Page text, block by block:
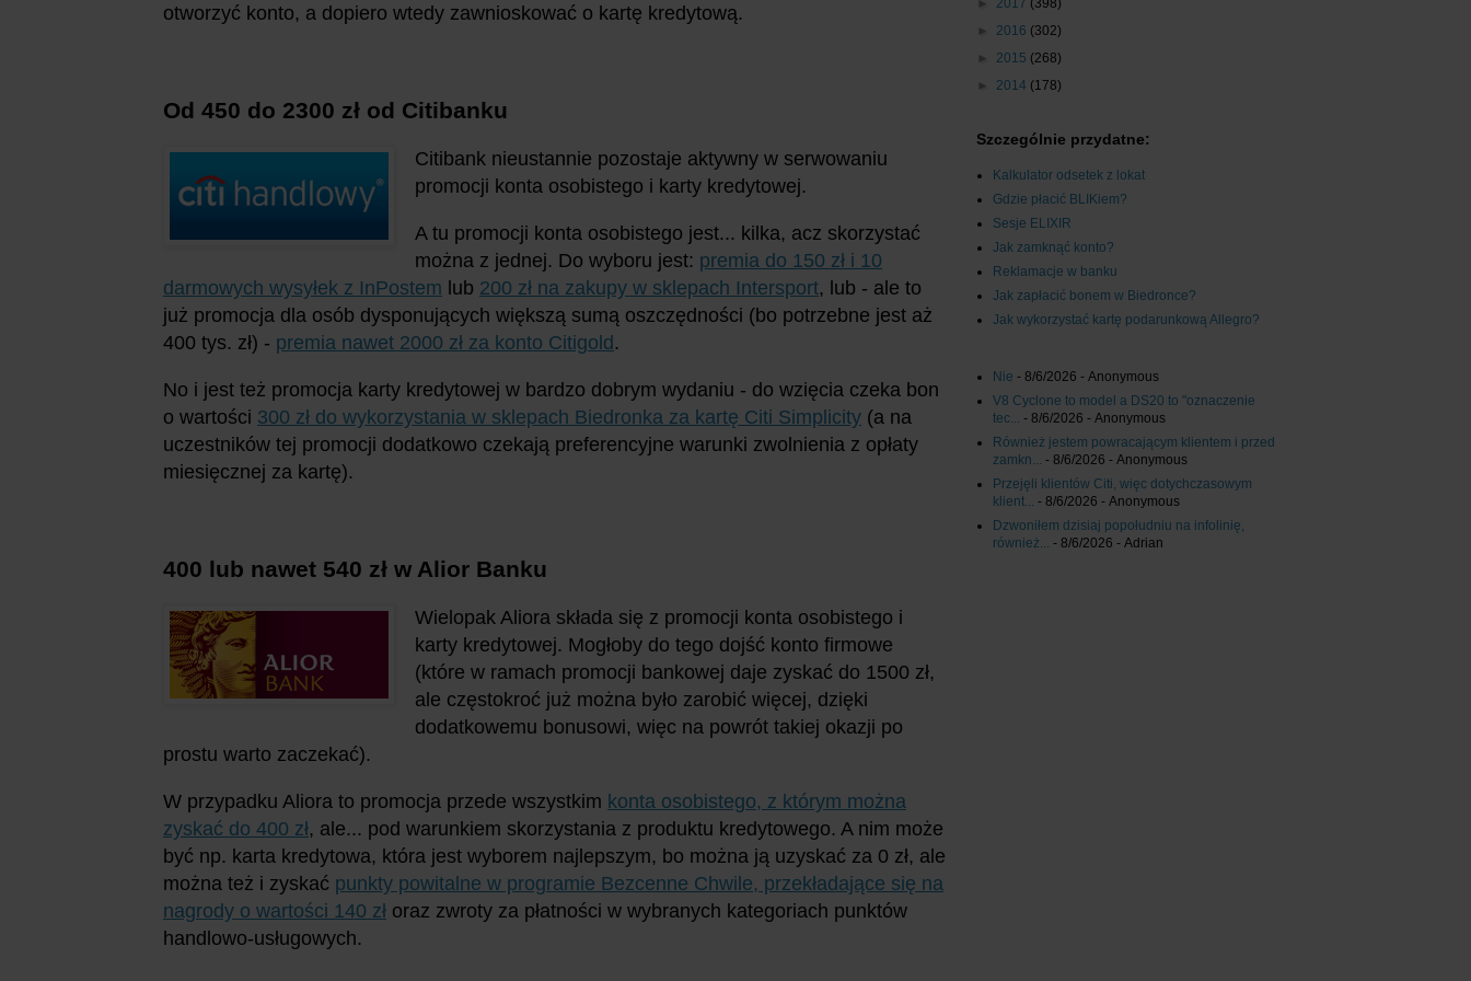
otworzyć konto, a dopiero wtedy zawnioskować o kartę kredytową.
Od 450 do 2300 zł od Citibanku
Citibank nieustannie pozostaje aktywny w serwowaniu
promocji konta osobistego i karty kredytowej.
A tu promocji konta osobistego jest... kilka, acz skorzystać
można z jednej. Do wyboru jest: premia do 150 zł i 10
darmowych wysyłek z InPostem lub 200 zł na zakupy w sklepach Intersport, lub - ale to
już promocja dla osób dysponujących większą sumą oszczędności (bo potrzebne jest aż
400 tys. zł) - premia nawet 2000 zł za konto Citigold.
No i jest też promocja karty kredytowej w bardzo dobrym wydaniu - do wzięcia czeka bon
o wartości 300 zł do wykorzystania w sklepach Biedronka za kartę Citi Simplicity (a na
uczestników tej promocji dodatkowo czekają preferencyjne warunki zwolnienia z opłaty
miesięcznej za kartę).
400 lub nawet 540 zł w Alior Banku
Wielopak Aliora składa się z promocji konta osobistego i
karty kredytowej. Mogłoby do tego dojść konto firmowe
(które w ramach promocji bankowej daje zyskać do 1500 zł,
ale częstokroć już można było zarobić więcej, dzięki
dodatkowemu bonusowi, więc na powrót takiej okazji po
prostu warto zaczekać).
W przypadku Aliora to promocja przede wszystkim konta osobistego, z którym można
zyskać do 400 zł, ale... pod warunkiem skorzystania z produktu kredytowego. A nim może
być np. karta kredytowa, która jest wyborem najlepszym, bo można ją uzyskać za 0 zł, ale
można też i zyskać punkty powitalne w programie Bezcenne Chwile, przekładające się na
nagrody o wartości 140 zł oraz zwroty za płatności w wybranych kategoriach punktów
handlowo-usługowych.
► 2017 (398)
► 2016 (302)
► 2015 (268)
► 2014 (178)
Szczególnie przydatne:
Kalkulator odsetek z lokat
Gdzie płacić BLIKiem?
Sesje ELIXIR
Jak zamknąć konto?
Reklamacje w banku
Jak zapłacić bonem w Biedronce?
Jak wykorzystać kartę podarunkową Allegro?
Nie - 8/6/2026 - Anonymous
V8 Cyclone to model a DS20 to "oznaczenie
tec... - 8/6/2026 - Anonymous
Również jestem powracającym klientem i przed
zamkn... - 8/6/2026 - Anonymous
Przejęli klientów Citi, więc dotychczasowym
klient... - 8/6/2026 - Anonymous
Dzwoniłem dzisiaj popołudniu na infolinię,
również... - 8/6/2026 - Adrian